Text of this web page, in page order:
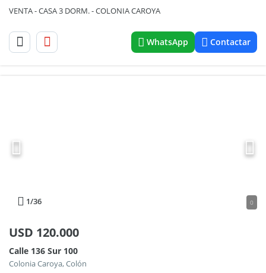
VENTA - CASA 3 DORM. - COLONIA CAROYA
WhatsApp Contactar
1/36 0
USD 120.000
Calle 136 Sur 100
Colonia Caroya, Colón